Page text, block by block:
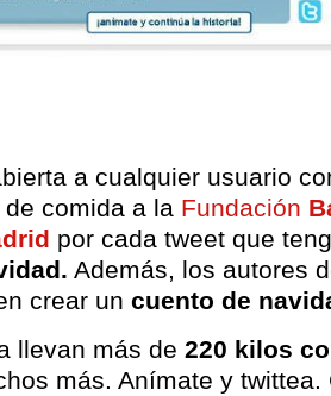
a cualquier usuario
comida a la Fundación
por cada tweet que
Además, los autores
crear un cuento de
llevan más de 220 kilos
más. Anímate y twittea.